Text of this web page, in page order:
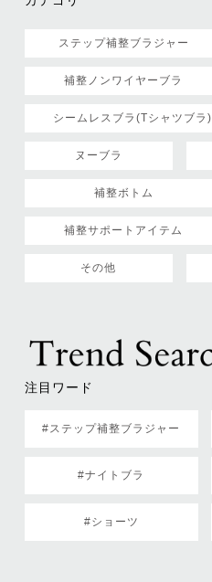
ステップ補整ブラジャー
補整ノンワイヤーブラ
シームレスブラ(Tシャツブラ)
ヌーブラ
補整ボトム
補整サポートアイテム
その他
注目ワード
#ステップ補整ブラジャー
#ナイトブラ
#ショーツ